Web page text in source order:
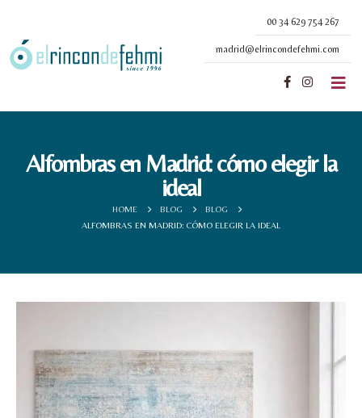
00 34 629 754 267
madrid@elrincondefehmi.com
Alfombras en Madrid: cómo elegir la
ideal
HOME BLOG
BLOG
ALFOMBRAS EN MADRID: CÓMO ELEGIR LA IDEAL